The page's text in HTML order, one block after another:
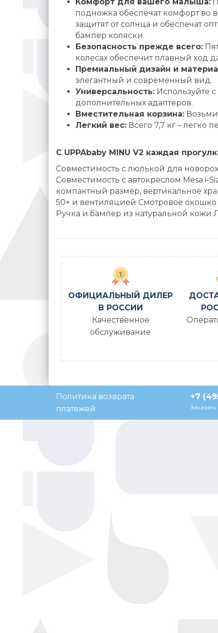
Комфорт для вашего малыша:
подножка обеспечат комфорт во
защитят от солнца и обеспечат
бампер коляски.
Безопасность прежде всего:
колесах обеспечит плавный ход
Премиальный дизайн и
элегантный и современный вид.
Универсальность: Используйте
дополнительных адаптеров.
Вместительная корзина:
Легкий вес: Всего 7,7 кг – легко
С UPPAbaby MINU V2 каждая
Совместимость с люлькой для
Совместимость с автокреслом Mesa i-
компактный размер, вертикальное
50+ и вентиляцией Смотровое
Ручка и бампер из натуральной кожи
ОФИЦИАЛЬНЫЙ ДИЛЕР
В РОССИИ
Качественное
обслуживание
Политика возврата
платежей
+7